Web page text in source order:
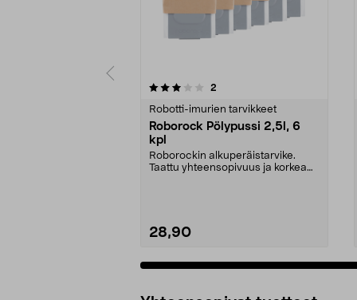
2
Robotti-imurien tarvikkeet
Roborock Pölypussi 2,5l, 6
kpl
Roborockin alkuperäistarvike.
Taattu yhteensopivuus ja korkea
28,90
4.5 viidestä